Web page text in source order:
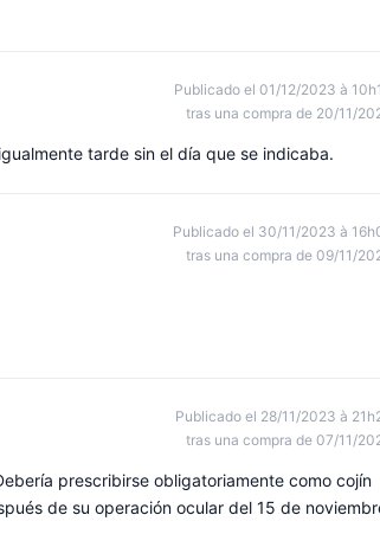
Publicado el 01/12/2023 à
tras una compra de 20/11/
tarde sin el día que se indicaba.
Publicado el 30/11/2023 à
tras una compra de 09/11/
Publicado el 28/11/2023 à
tras una compra de 07/11/
prescribirse obligatoriamente como cojín
de su operación ocular del 15 de